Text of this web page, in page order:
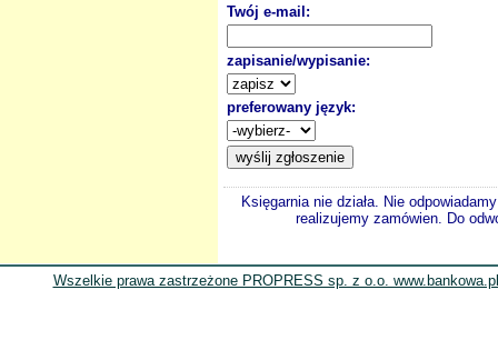
Twój e-mail:
zapisanie/wypisanie:
preferowany język:
Księgarnia nie działa. Nie
realizujemy zamówien. Do
Wszelkie prawa zastrzeżone PROPRESS sp. z o.o.